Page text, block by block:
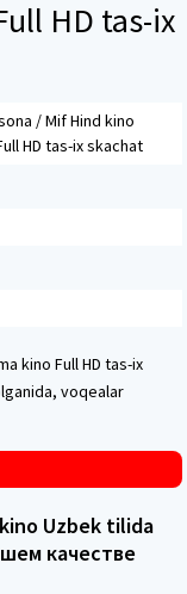
HD tas-ix
/ Mif Hind kino
HD tas-ix skachat
kino Full HD tas-ix
voqealar
Uzbek tilida
качестве